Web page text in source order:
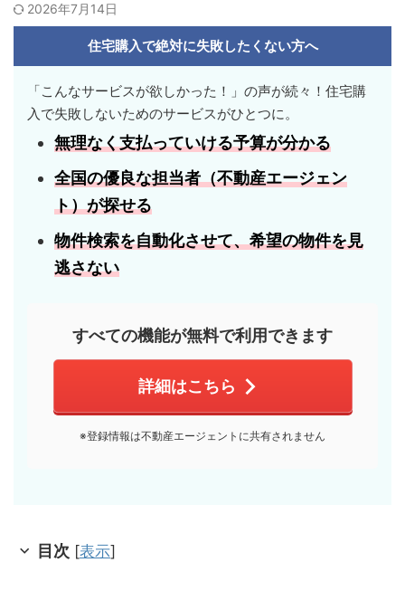
2026年7月14日
住宅購入で絶対に失敗したくない方へ
「こんなサービスが欲しかった！」の声が続々！住宅購
入で失敗しないためのサービスがひとつに。
無理なく支払っていける予算が分かる
全国の優良な担当者（不動産エージェン
ト）が探せる
物件検索を自動化させて、希望の物件を見
逃さない
すべての機能が無料で利用できます
詳細はこちら
※登録情報は不動産エージェントに共有されません
目次 [表示]